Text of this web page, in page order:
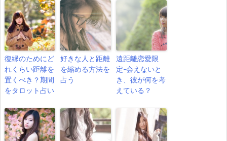
復縁のためにど
れくらい距離を
置くべき？期間
をタロット占い
好きな人と距離
を縮める方法を
占う
遠距離恋愛限
定-会えないと
き、彼が何を考
えている？